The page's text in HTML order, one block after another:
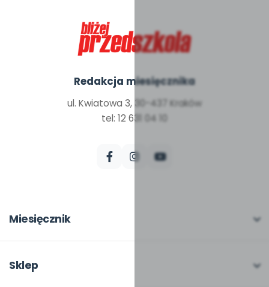
Redakcja miesięcznika
ul. Kwiatowa 3, 30-437 Kraków
tel: 12 631 04 10
Miesięcznik
W numerze
Sklep